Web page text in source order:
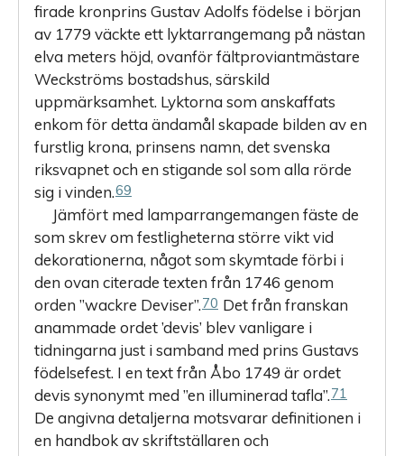
firade kronprins Gustav Adolfs födelse i början
av 1779 väckte ett lykt­arrangemang på nästan
elva meters höjd, ovanför fältproviantmästare
Weckströms bostadshus, särskild
uppmärksamhet. Lyktorna som anskaffats
enkom för detta ändamål skapade bilden av en
furstlig krona, prinsens namn, det svenska
riksvapnet och en stigande sol som alla rörde
sig i vinden.69
Jämfört med lamparrangemangen fäste de
som skrev om festligheterna större vikt vid
dekorationerna, något som skymtade förbi i
den ovan citerade texten från 1746 genom
orden ”wackre Deviser”.70 Det från franskan
anammade ordet ’devis’ blev vanligare i
tidningarna just i samband med prins Gustavs
födelsefest. I en text från Åbo 1749 är ordet
devis synonymt med ”en illuminerad tafla”.71
De angivna detaljerna motsvarar definitionen i
en handbok av skriftställaren och